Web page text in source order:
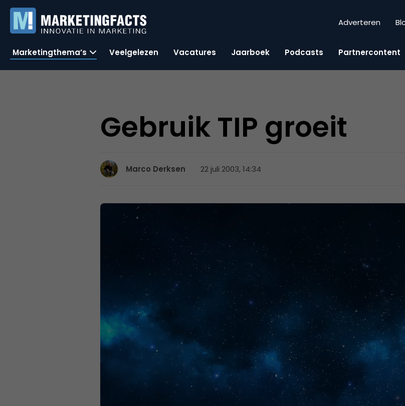
Adverteren
Marketingthema’s Veelgelezen Vacatures Jaarboek Podcasts Partnercontent
Gebruik TIP groeit
Marco Derksen 22 juli 2003, 14:34